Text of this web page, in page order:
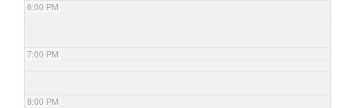
6:00 PM
7:00 PM
8:00 PM